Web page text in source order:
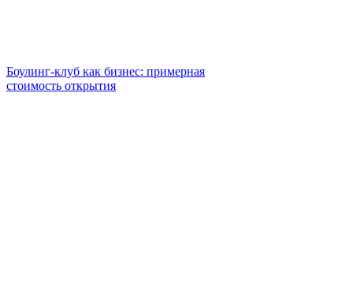
Боулинг-клуб как бизнес: примерная
стоимость открытия